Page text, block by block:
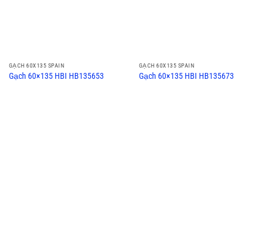
GẠCH 60X135 SPAIN
Gạch 60×135 HBI HB135653
GẠCH 60X135 SPAIN
Gạch 60×135 HBI HB135673